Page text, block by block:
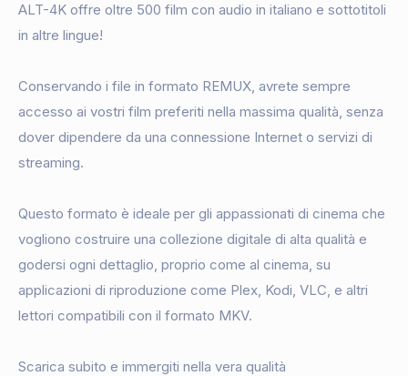
ALT-4K offre oltre 500 film con audio in italiano e sottotitoli
in altre lingue!
Conservando i file in formato REMUX, avrete sempre
accesso ai vostri film preferiti nella massima qualità, senza
dover dipendere da una connessione Internet o servizi di
streaming.
Questo formato è ideale per gli appassionati di cinema che
vogliono costruire una collezione digitale di alta qualità e
godersi ogni dettaglio, proprio come al cinema, su
applicazioni di riproduzione come Plex, Kodi, VLC, e altri
lettori compatibili con il formato MKV.
Scarica subito e immergiti nella vera qualità